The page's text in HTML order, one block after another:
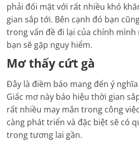
phải đối mặt với rất nhiều khó
gian sắp tới. Bên cạnh đó bạn
trong vấn đề đi lại của chính
bạn sẽ gặp nguy hiểm.
Mơ thấy cứt gà
Đây là điềm báo mang đến ý
Giấc mơ này báo hiệu thời gian
rất nhiều may mắn trong công
càng phát triển và đặc biệt sẽ có
trong tương lai gần.